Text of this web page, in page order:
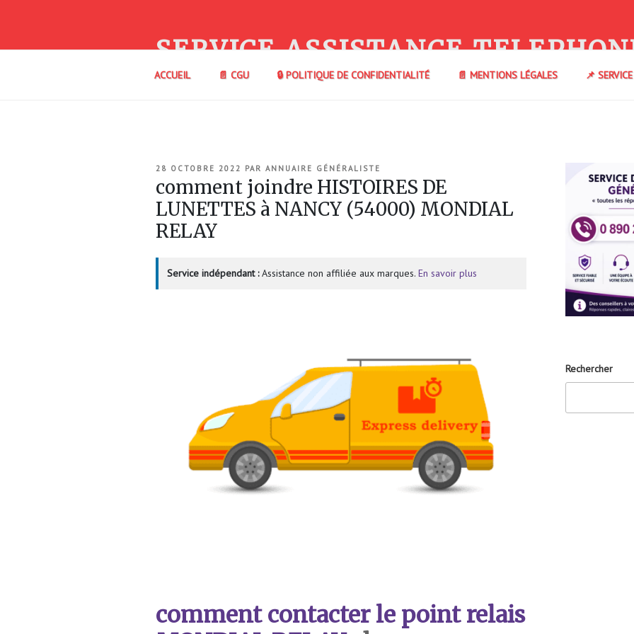
SERVICE ASSISTANCE
ACCUEIL 📄 CGU 🔒 POLITIQUE DE CONFIDENTIALITÉ 📄 MENTIONS LÉGALES 📌
PUBLIÉ
28 OCTOBRE 2022 PAR ANNUAIRE GÉNÉRALISTE
comment joindre HISTOIRES DE
LUNETTES à NANCY (54000) MONDIAL
RELAY
Service indépendant :Assistance non affiliée aux marques. En savoir plus
comment contacter le point relais
Rechercher